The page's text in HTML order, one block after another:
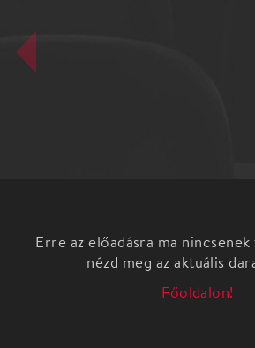
Az Óbudai Danubia Zenekar idei évadának
műsorösszeállításait csak azért nem lehet